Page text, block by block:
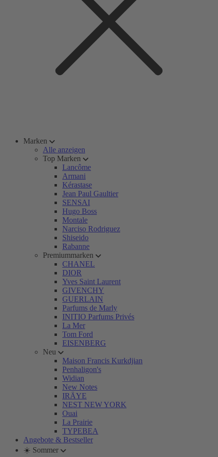
Marken
Alle anzeigen
Top Marken
Lancôme
Armani
Kérastase
Jean Paul Gaultier
SENSAI
Hugo Boss
Montale
Narciso Rodriguez
Shiseido
Rabanne
Premiummarken
CHANEL
DIOR
Yves Saint Laurent
GIVENCHY
GUERLAIN
Parfums de Marly
INITIO Parfums Privés
La Mer
Tom Ford
EISENBERG
Neu
Maison Francis Kurkdjian
Penhaligon's
Widian
New Notes
IRÄYE
NEST NEW YORK
Ouai
La Prairie
TYPEBEA
Angebote & Bestseller
☀️ Sommer